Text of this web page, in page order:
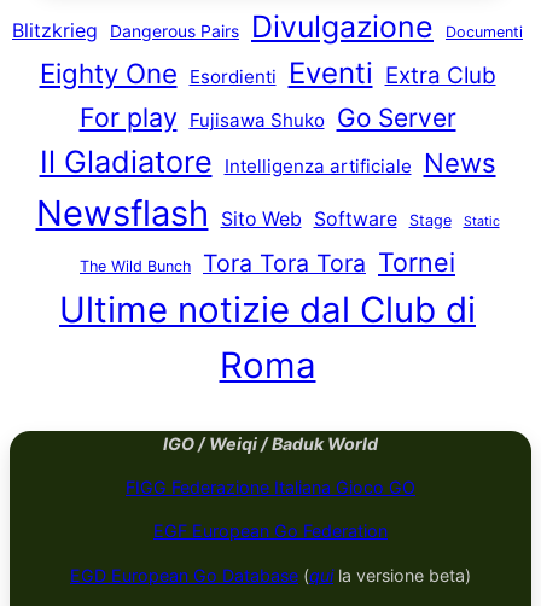
Blitzkrieg Dangerous Pairs Divulgazione Documenti
Eighty One Esordienti Eventi Extra Club
For play Fujisawa Shuko Go Server
Il Gladiatore Intelligenza artificiale News
Newsflash Sito Web Software Stage Static
The Wild Bunch Tora Tora Tora Tornei
Ultime notizie dal Club di
Roma
IGO / Weiqi / Baduk World
FIGG Federazione Italiana Gioco GO
EGF European Go Federation
EGD European Go Database (quila versione beta)